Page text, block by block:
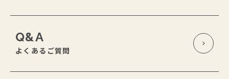
Q&A
よくあるご質問